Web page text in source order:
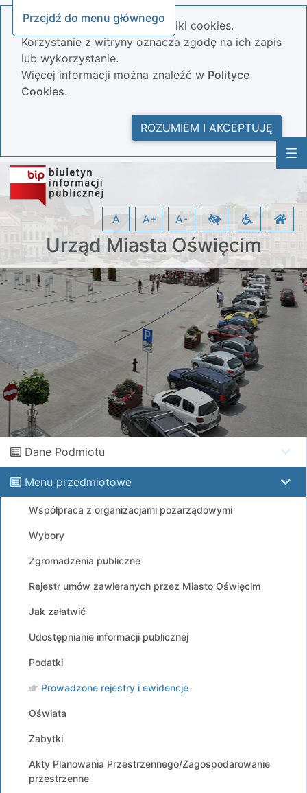
Przejdź do menu głównego
Nasza strona wykorzystuje pliki cookies.
Korzystanie z witryny oznacza zgodę na ich zapis
lub wykorzystanie.
Więcej informacji można znaleźć w Polityce
Cookies.
ROZUMIEM I AKCEPTUJĘ
Urząd Miasta Oświęcim
A A+ A-
Dane Podmiotu
Menu przedmiotowe
Współpraca z organizacjami pozarządowymi
Wybory
Zgromadzenia publiczne
Rejestr umów zawieranych przez Miasto Oświęcim
Jak załatwić
Udostępnianie informacji publicznej
Podatki
Prowadzone rejestry i ewidencje
Oświata
Zabytki
Akty Planowania Przestrzennego/Zagospodarowanie
przestrzenne